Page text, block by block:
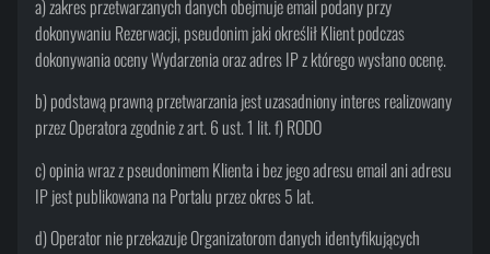
a) zakres przetwarzanych danych obejmuje email podany przy
dokonywaniu Rezerwacji, pseudonim jaki określił Klient podczas
dokonywania oceny Wydarzenia oraz adres IP z którego wysłano ocenę.
b) podstawą prawną przetwarzania jest uzasadniony interes realizowany
przez Operatora zgodnie z art. 6 ust. 1 lit. f) RODO
c) opinia wraz z pseudonimem Klienta i bez jego adresu email ani adresu
IP jest publikowana na Portalu przez okres 5 lat.
d) Operator nie przekazuje Organizatorom danych identyfikujących